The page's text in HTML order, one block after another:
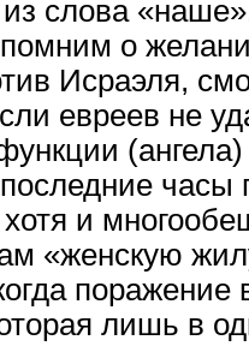
из слова
о
Исраэля,
евреев не
часы
и
«женскую
поражение
лишь в